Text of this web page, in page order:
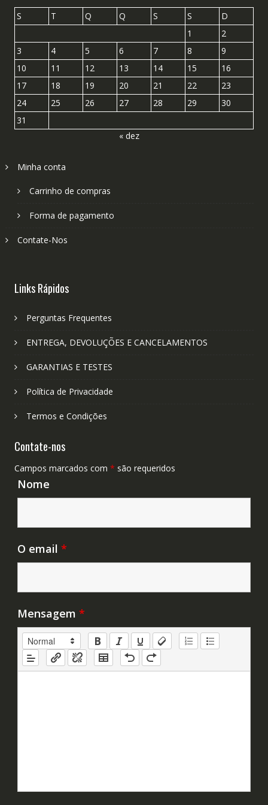
S T Q Q S S
D
1
2
3
4 5 6 7 8
9
10
11 12 13 14 15
16
17
18 19 20 21 22
23
24
25 26 27 28 29
30
31
« dez
Minha conta
Carrinho de compras
Forma de pagamento
Contate-Nos
Links Rápidos
Perguntas Frequentes
ENTREGA, DEVOLUÇÕES E CANCELAMENTOS
GARANTIAS E TESTES
Política de Privacidade
Termos e Condições
Contate-nos
Campos marcados com * são requeridos
Nome
O email *
Mensagem *